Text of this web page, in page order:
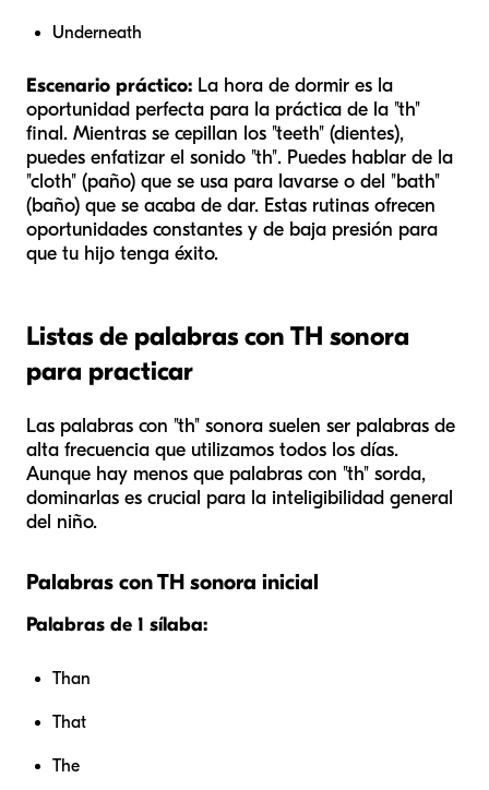
Underneath
Escenario práctico: La hora de dormir es la
oportunidad perfecta para la práctica de la "th"
final. Mientras se cepillan los "teeth" (dientes),
puedes enfatizar el sonido "th". Puedes hablar de la
"cloth" (paño) que se usa para lavarse o del "bath"
(baño) que se acaba de dar. Estas rutinas ofrecen
oportunidades constantes y de baja presión para
que tu hijo tenga éxito.
Listas de palabras con TH sonora
para practicar
Las palabras con "th" sonora suelen ser palabras de
alta frecuencia que utilizamos todos los días.
Aunque hay menos que palabras con "th" sorda,
dominarlas es crucial para la inteligibilidad general
del niño.
Palabras con TH sonora inicial
Palabras de 1 sílaba:
Than
That
The